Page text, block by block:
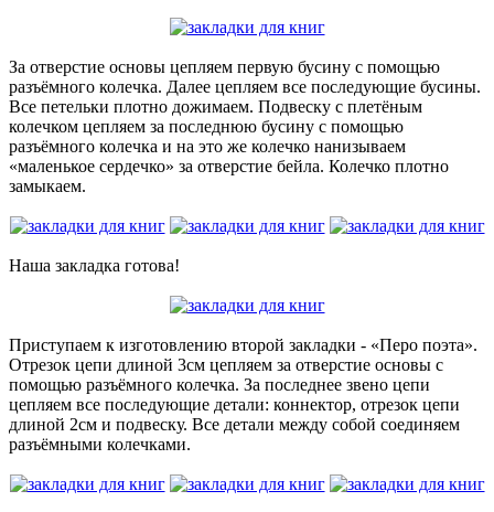
За отверстие основы цепляем первую бусину с помощью
разъёмного колечка. Далее цепляем все последующие бусины.
Все петельки плотно дожимаем. Подвеску с плетёным
колечком цепляем за последнюю бусину с помощью
разъёмного колечка и на это же колечко нанизываем
«маленькое сердечко» за отверстие бейла. Колечко плотно
замыкаем.
Наша закладка готова!
Приступаем к изготовлению второй закладки - «Перо поэта».
Отрезок цепи длиной 3см цепляем за отверстие основы с
помощью разъёмного колечка. За последнее звено цепи
цепляем все последующие детали: коннектор, отрезок цепи
длиной 2см и подвеску. Все детали между собой соединяем
разъёмными колечками.